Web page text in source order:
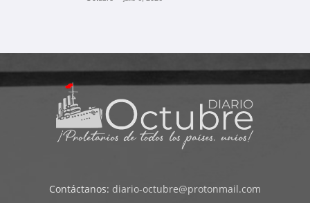
Contáctanos: diario-octubre@protonmail.com